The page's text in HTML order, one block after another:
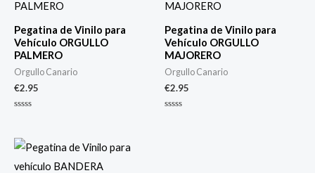
Pegatina de Vinilo para
Vehículo ORGULLO
PALMERO
Orgullo Canario
€2.95
de
5
Pegatina de Vinilo para
Vehículo ORGULLO
MAJORERO
Orgullo Canario
€2.95